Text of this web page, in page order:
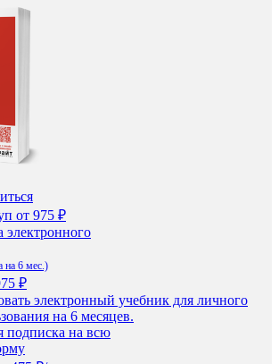
от 975 ₽
электронного
на 6 мес.)
₽
электронный учебник для личного
на 6 месяцев.
подписка на всю